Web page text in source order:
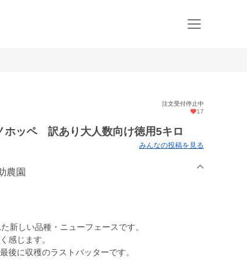
注文受付停止中
17
ッペ 訳あり大人数向け徳用5キロ
みんなの投稿を見る
農園
新しい品種・ニューフェースです。
感じます。
後に収穫のラストバッターです。